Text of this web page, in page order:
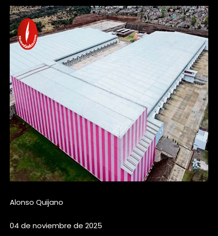
Alonso Quijano
04 de noviembre de 2025